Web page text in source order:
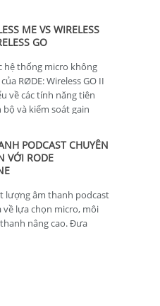
ME VS WIRELESS
GO
hệ thống micro không
RØDE: Wireless GO II
về các tính năng tiên
và kiểm soát gain
PODCAST CHUYÊN
VỚI RODE
lượng âm thanh podcast
lựa chọn micro, môi
nâng cao. Đưa